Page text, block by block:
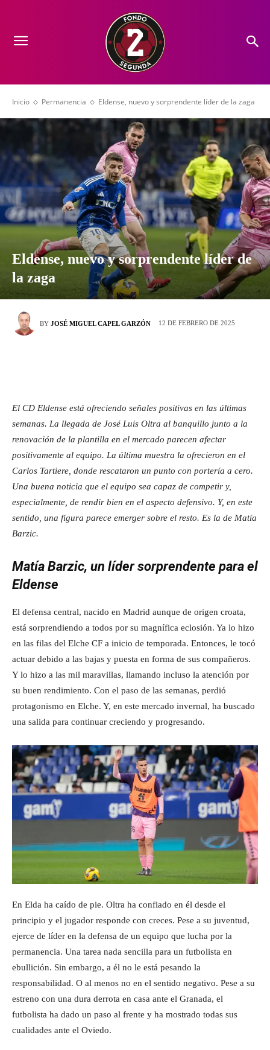
Inicio Permanencia Eldense, nuevo y sorprendente líder de la zaga
Eldense, nuevo y sorprendente líder de
la zaga
BY JOSÉ MIGUEL CAPEL GARZÓN 12 DE FEBRERO DE 2025
El CD Eldense está ofreciendo señales positivas en las últimas
semanas. La llegada de José Luis Oltra al banquillo junto a la
renovación de la plantilla en el mercado parecen afectar
positivamente al equipo. La última muestra la ofrecieron en el
Carlos Tartiere, donde rescataron un punto con portería a cero.
Una buena noticia que el equipo sea capaz de competir y,
especialmente, de rendir bien en el aspecto defensivo. Y, en este
sentido, una figura parece emerger sobre el resto. Es la de Matía
Barzic.
Matía Barzic, un líder sorprendente para el
Eldense
El defensa central, nacido en Madrid aunque de origen croata,
está sorprendiendo a todos por su magnífica eclosión. Ya lo hizo
en las filas del Elche CF a inicio de temporada. Entonces, le tocó
actuar debido a las bajas y puesta en forma de sus compañeros.
Y lo hizo a las mil maravillas, llamando incluso la atención por
su buen rendimiento. Con el paso de las semanas, perdió
protagonismo en Elche. Y, en este mercado invernal, ha buscado
una salida para continuar creciendo y progresando.
En Elda ha caído de pie. Oltra ha confiado en él desde el
principio y el jugador responde con creces. Pese a su juventud,
ejerce de líder en la defensa de un equipo que lucha por la
permanencia. Una tarea nada sencilla para un futbolista en
ebullición. Sin embargo, a él no le está pesando la
responsabilidad. O al menos no en el sentido negativo. Pese a su
estreno con una dura derrota en casa ante el Granada, el
futbolista ha dado un paso al frente y ha mostrado todas sus
cualidades ante el Oviedo.